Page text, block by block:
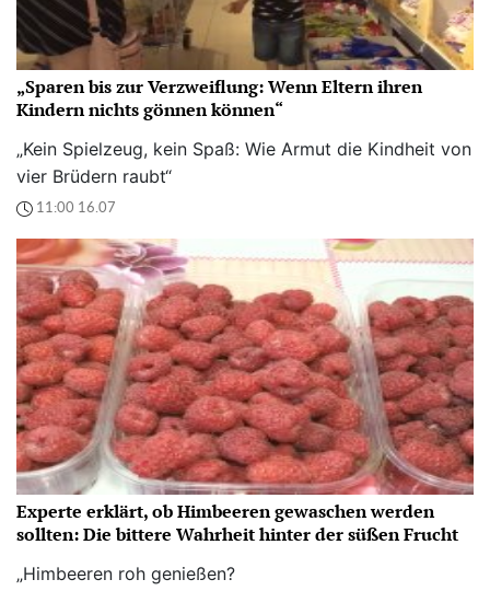
„Sparen bis zur Verzweiflung: Wenn Eltern ihren
Kindern nichts gönnen können“
„Kein Spielzeug, kein Spaß: Wie Armut die Kindheit von
vier Brüdern raubt“
11:00 16.07
Experte erklärt, ob Himbeeren gewaschen werden
sollten: Die bittere Wahrheit hinter der süßen Frucht
„Himbeeren roh genießen?